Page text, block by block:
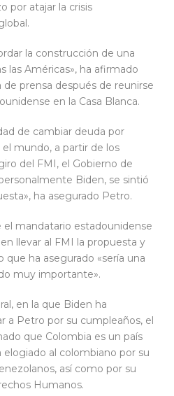
por atajar la crisis
la construcción de una
las Américas», ha afirmado
prensa después de reunirse
en la Casa Blanca.
de cambiar deuda por
mundo, a partir de los
del FMI, el Gobierno de
Biden, se sintió
ha asegurado Petro.
el mandatario estadounidense
llevar al FMI la propuesta y
que ha asegurado «sería una
muy importante».
en la que Biden ha
a Petro por su cumpleaños, el
que Colombia es un país
elogiado al colombiano por su
así como por su
Humanos.